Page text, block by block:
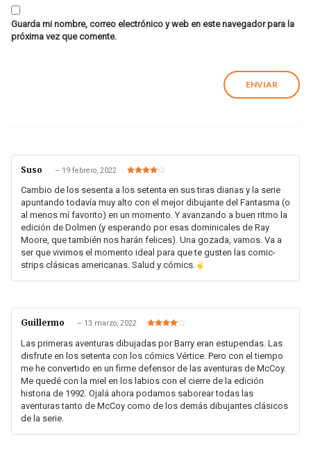
Guarda mi nombre, correo electrónico y web en este navegador para la
próxima vez que comente.
Suso – 19 febrero, 2022
en 4de 5
Cambio de los sesenta a los setenta en sus tiras diarias y la serie
apuntando todavía muy alto con el mejor dibujante del Fantasma (o
al menos mí favorito) en un momento. Y avanzando a buen ritmo la
edición de Dolmen (y esperando por esas dominicales de Ray
Moore, que también nos harán felices). Una gozada, vamos. Va a
ser que vivimos el momento ideal para que te gusten las comic-
strips clásicas americanas. Salud y cómics.
Guillermo – 13 marzo, 2022
en 4de 5
Las primeras aventuras dibujadas por Barry eran estupendas. Las
disfrute en los setenta con los cómics Vértice. Pero con el tiempo
me he convertido en un firme defensor de las aventuras de McCoy.
Me quedé con la miel en los labios con el cierre de la edición
historia de 1992. Ojalá ahora podamos saborear todas las
aventuras tanto de McCoy como de los demás dibujantes clásicos
de la serie.